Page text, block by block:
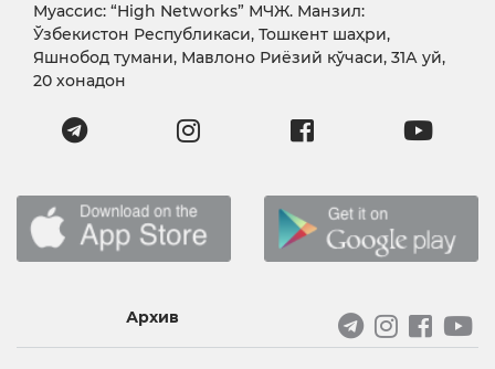
Муассис: “High Networks” МЧЖ. Манзил:
Ўзбекистон Республикаси, Тошкент шаҳри,
Яшнобод тумани, Мавлоно Риёзий кўчаси, 31А уй,
20 хонадон
Архив